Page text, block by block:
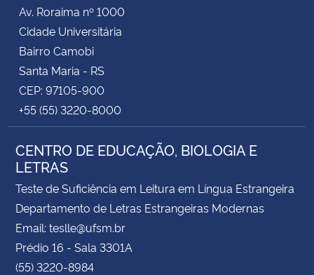
Av. Roraima nº 1000
Cidade Universitária
Bairro Camobi
Santa Maria - RS
CEP: 97105-900
+55 (55) 3220-8000
CENTRO DE EDUCAÇÃO, BIOLOGIA E
LETRAS
Teste de Suficiência em Leitura em Língua Estrangeira
Departamento de Letras Estrangeiras Modernas
Email: teslle@ufsm.br
Prédio 16 - Sala 3301A
(55) 3220-8984